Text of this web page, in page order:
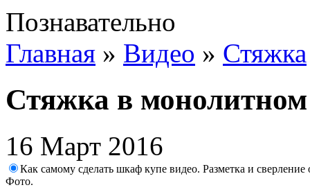
Познавательно
Главная » Видео » Стяжка
Стяжка в
16 Март 2016
Как самому сделать шкаф купе видео. Разметка и
Фото.